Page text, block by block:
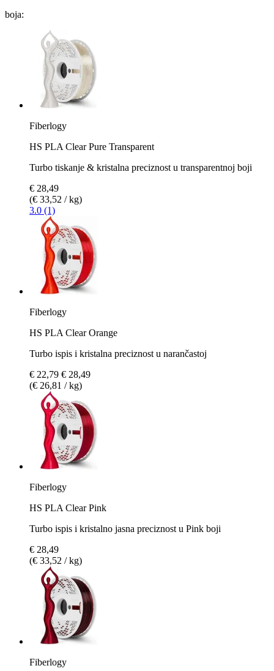
boja:
Fiberlogy
HS PLA Clear Pure Transparent
Turbo tiskanje & kristalna preciznost u transparentnoj boji
€ 28,49
(€ 33,52 / kg)
3.0 (1)
Fiberlogy
HS PLA Clear Orange
Turbo ispis i kristalna preciznost u narančastoj
€ 22,79 € 28,49
(€ 26,81 / kg)
Fiberlogy
HS PLA Clear Pink
Turbo ispis i kristalno jasna preciznost u Pink boji
€ 28,49
(€ 33,52 / kg)
Fiberlogy